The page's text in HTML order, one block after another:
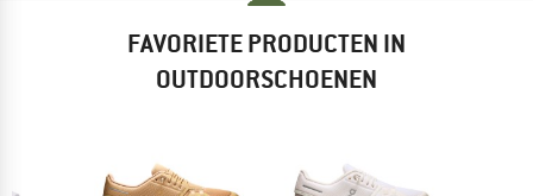
FAVORIETE PRODUCTEN IN
OUTDOORSCHOENEN